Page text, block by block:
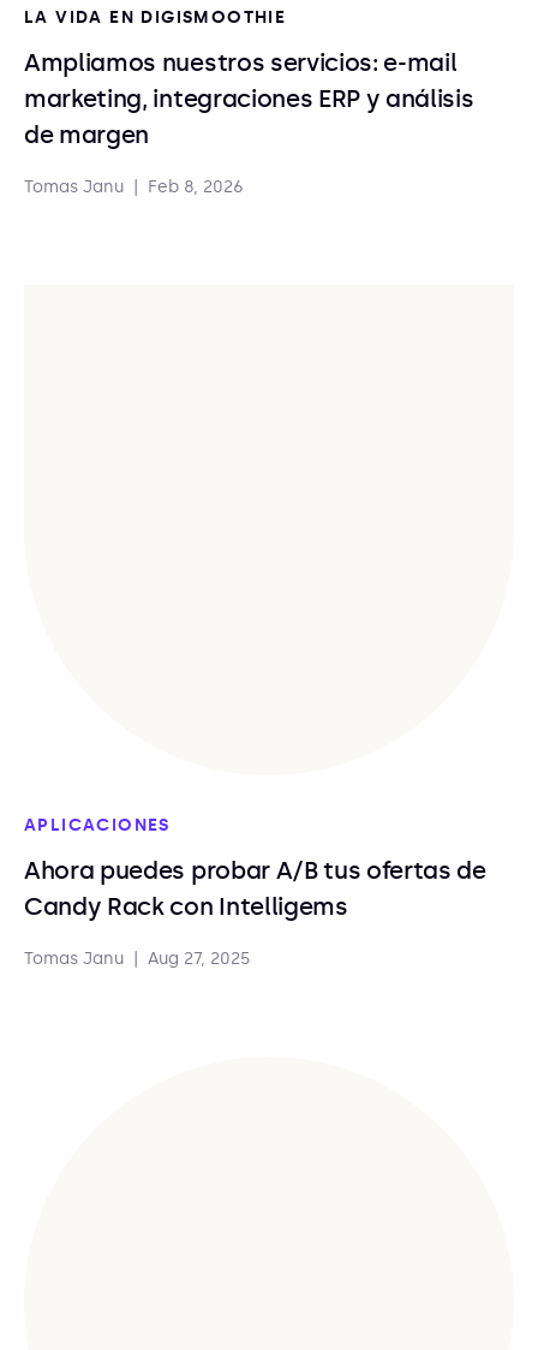
LA VIDA EN DIGISMOOTHIE
Ampliamos nuestros servicios: e-mail
marketing, integraciones ERP y análisis
de margen
Tomas Janu Feb 8, 2026
APLICACIONES
Ahora puedes probar A/B tus ofertas de
Candy Rack con Intelligems
Tomas Janu Aug 27, 2025